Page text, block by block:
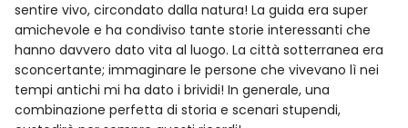
sentire vivo, circondato dalla natura! La guida era super
amichevole e ha condiviso tante storie interessanti che
hanno davvero dato vita al luogo. La città sotterranea era
sconcertante; immaginare le persone che vivevano lì nei
tempi antichi mi ha dato i brividi! In generale, una
combinazione perfetta di storia e scenari stupendi,